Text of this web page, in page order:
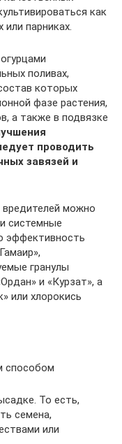
как
или парниках.
поливах,
которых
фазе растения,
а также в подвязке
проводить
завязей и
можно
системные
эффективность
гранулы
и «Курзат», а
или хлорокись
способом
То есть,
семена,
или